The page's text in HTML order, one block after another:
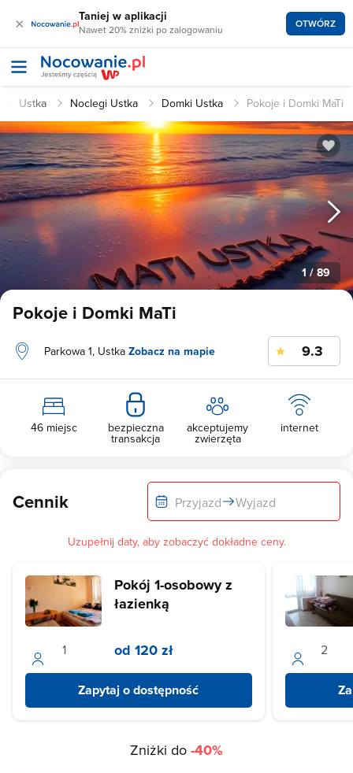
× Taniej w aplikacji
Nawet 20% zniżki po zalogowaniu OTWÓRZ
Ustka Noclegi Ustka Domki Ustka Pokoje i Domki MaTi
1/ 89
Pokoje i Domki MaTi
Parkowa 1, Ustka Zobacz na mapie 9.3
46 miejsc bezpieczna
transakcja
akceptujemy
zwierzęta
internet
Cennik Przyjazd Wyjazd
Uzupełnij daty, aby zobaczyć dokładne ceny.
Pokój 1-osobowy z
łazienką
od 120 zł
Zapytaj o dostępność
Zniżki do -40%